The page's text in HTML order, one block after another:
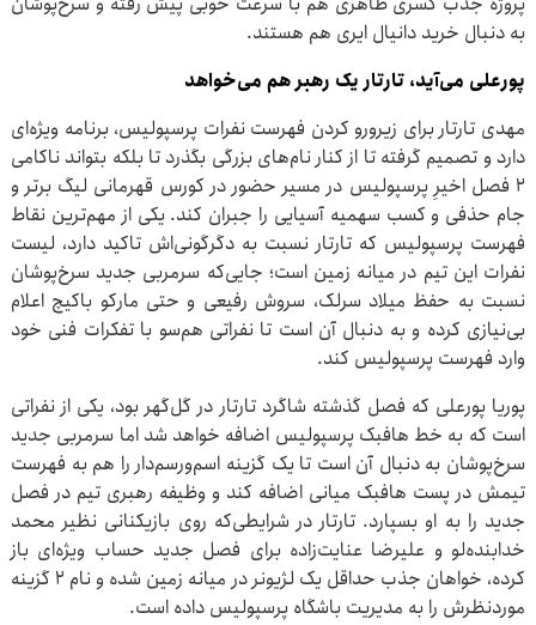
به دنبال خرید دانیال ایری هم هستند.
پورعلی می‌آید، تارتار یک رهبر هم می‌خواهد
مهدی تارتار برای زیرورو کردن فهرست نفرات پرسپولیس، برنامه ویژه‌ای
دارد و تصمیم گرفته تا از کنار نام‌های بزرگی بگذرد تا بلکه بتواند ناکامی
۲ فصل اخیرِ پرسپولیس در مسیر حضور در کورس قهرمانی لیگ برتر و
جام حذفی و کسب سهمیه آسیایی را جبران کند. یکی از مهم‌ترین نقاط
فهرست پرسپولیس که تارتار نسبت به دگرگونی‌اش تاکید دارد، لیست
نفرات این تیم در میانه زمین است؛ جایی‌که سرمربی جدید سرخ‌پوشان
نسبت به حفظ میلاد سرلک، سروش رفیعی و حتی مارکو باکیچ اعلام
بی‌نیازی کرده و به دنبال آن است تا نفراتی هم‌سو با تفکرات فنی خود
وارد فهرست پرسپولیس کند.
پوریا پورعلی که فصل گذشته شاگرد تارتار در گل‌گهر بود، یکی از نفراتی
است که به خط هافبک پرسپولیس اضافه خواهد شد اما سرمربی جدید
سرخ‌پوشان به دنبال آن است تا یک گزینه اسم‌ورسم‌دار را هم به فهرست
تیمش در پست هافبک میانی اضافه کند و وظیفه رهبری تیم در فصل
جدید را به او بسپارد. تارتار در شرایطی‌که روی بازیکنانی نظیر محمد
خدابنده‌لو و علیرضا عنایت‌زاده برای فصل جدید حساب ویژه‌ای باز
کرده، خواهان جذب حداقل یک لژیونر در میانه زمین شده و نام ۲ گزینه
موردنظرش را به مدیریت باشگاه پرسپولیس داده است.